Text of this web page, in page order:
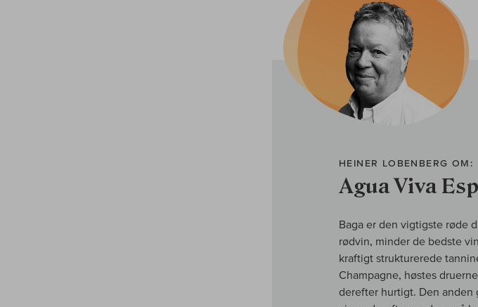
HEINER LOBENBERG OM:
Agua Viva
Baga er den vigtigste røde
rødvin, minder de bedste
kraftigt strukturerede
Champagne, høstes
derefter hurtigt. Den